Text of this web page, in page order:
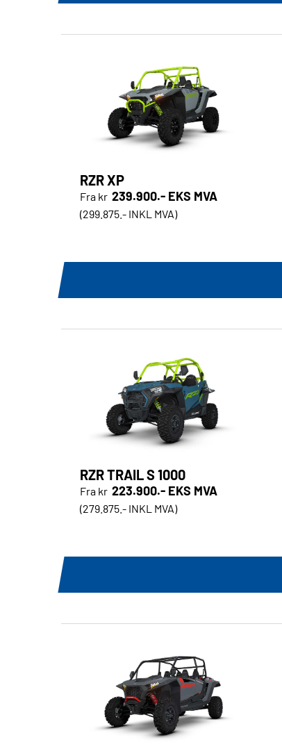
RZR XP
Fra kr 239.900.- EKS MVA
(299.875.- INKL MVA)
RZR TRAIL S 1000
Fra kr 223.900.- EKS MVA
(279.875.- INKL MVA)